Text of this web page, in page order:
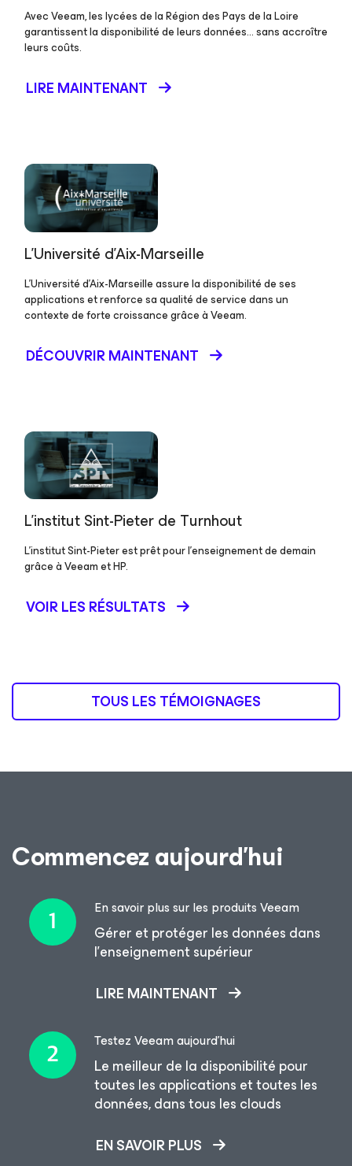
Avec Veeam, les lycées de la Région des Pays de la Loire
garantissent la disponibilité de leurs données… sans accroître
leurs coûts.
LIRE MAINTENANT
L'Université d'Aix-Marseille
L'Université d'Aix-Marseille assure la disponibilité de ses
applications et renforce sa qualité de service dans un
contexte de forte croissance grâce à Veeam.
DÉCOUVRIR MAINTENANT
L’institut Sint-Pieter de Turnhout
L’institut Sint-Pieter est prêt pour l’enseignement de demain
grâce à Veeam et HP.
VOIR LES RÉSULTATS
TOUS LES TÉMOIGNAGES
Commencez aujourd’hui
En savoir plus sur les produits Veeam
Gérer et protéger les données dans
l’enseignement supérieur
LIRE MAINTENANT
Testez Veeam aujourd’hui
Le meilleur de la disponibilité pour
toutes les applications et toutes les
données, dans tous les clouds
EN SAVOIR PLUS